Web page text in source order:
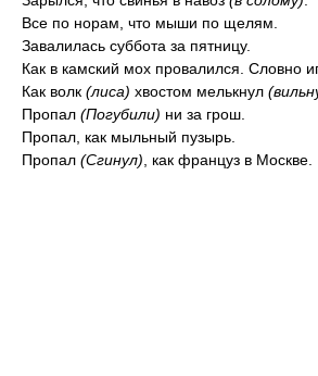
Все по норам, что мыши по щелям.
Завалилась суббота за пятницу.
Как в камский мох провалился. Словно
Как волк (лиса) хвостом мелькнул
Пропал (Погубили) ни за грош.
Пропал, как мыльный пузырь.
Пропал (Сгинул) , как француз в Москве.